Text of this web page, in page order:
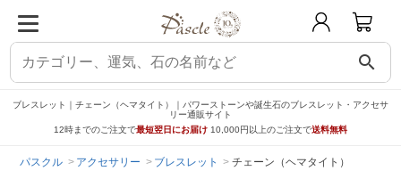
search
ブレスレット｜チェーン（ヘマタイト）｜パワーストーンや誕生石のブレスレット・アクセサ
リー通販サイト
12時までのご注文で最短翌日にお届け 10,000円以上のご注文で送料無料
パスクル アクセサリー ブレスレット チェーン（ヘマタイト）